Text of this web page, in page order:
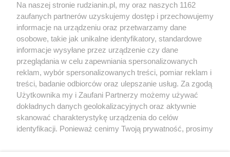
Wydawca mediów lokalnych
Nie zapomnij
zapoznać się z:
polityką prywatności regulamin korzystania z portali
Twojemiasto
Piekary Śląskie
Chorzów
Tarnowskie Góry
Skontakuj sięz nami
Kontakt
Wydawca
Redakcja
Na naszej stronie rudzianin.pl, my oraz naszych 1162
zaufanych partnerów uzyskujemy dostęp i przechowujemy
informacje na urządzeniu oraz przetwarzamy dane
osobowe, takie jak unikalne identyfikatory, standardowe
informacje wysyłane przez urządzenie czy dane
przeglądania w celu zapewniania spersonalizowanych
reklam, wybór spersonalizowanych treści, pomiar reklam i
treści, badanie odbiorców oraz ulepszanie usług. Za zgodą
Użytkownika my i Zaufani Partnerzy możemy używać
dokładnych danych geolokalizacyjnych oraz aktywnie
skanować charakterystykę urządzenia do celów
identyfikacji. Ponieważ cenimy Twoją prywatność, prosimy